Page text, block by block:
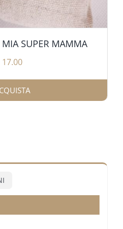
MIA SUPER MAMMA
17.00